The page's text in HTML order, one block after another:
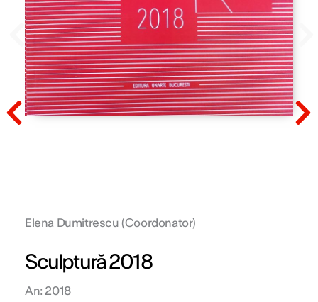
Prev
Elena Dumitrescu (Coordonator)
Sculptură 2018
An: 2018
Prev